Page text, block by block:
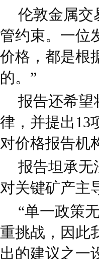
伦敦金属交
管约束。一位
价格，都是根
的。”
报告还希望
律，并提出13
对价格报告机
报告坦承无
对关键矿产主
“单一政策
重挑战，因此
出的建议之一